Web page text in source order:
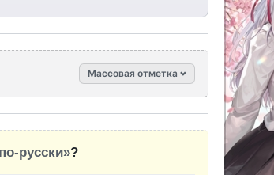
Массовая отметка
русски»?